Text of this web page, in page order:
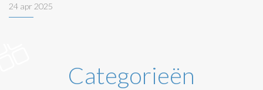
24 apr 2025
Categorieën